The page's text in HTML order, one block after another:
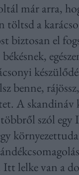
már arra,
töltsd a
biztosan el
benne,
A skandináv
szól egy
Itt lelke van a